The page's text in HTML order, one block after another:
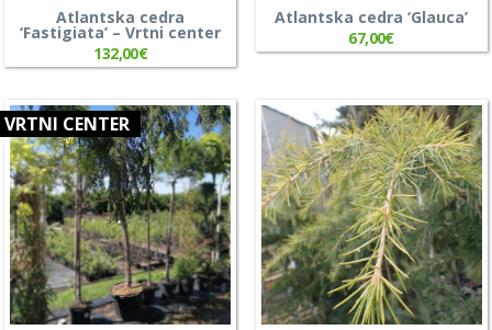
Atlantska cedra
‘Fastigiata’ – Vrtni center
132,00€
Atlantska cedra ‘Glauca’
67,00€
VRTNI CENTER